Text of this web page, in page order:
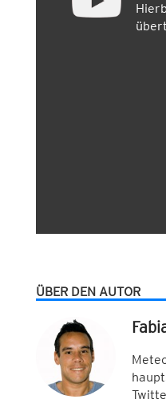
ÜBER DEN AUTOR